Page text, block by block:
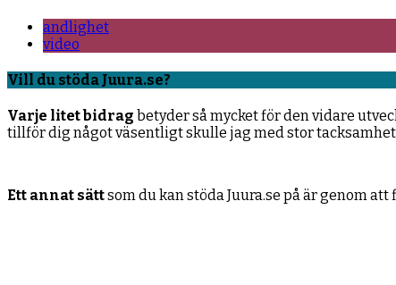
andlighet
video
Vill du stöda Juura.se?
Varje litet bidrag betyder så mycket för den vidare
tillför dig något väsentligt skulle jag med stor
Ett annat sättsom du kan stöda Juura.se på är genom